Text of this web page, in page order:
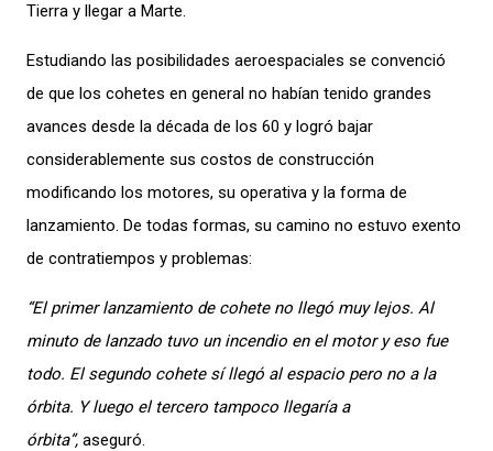
Tierra y llegar a Marte.
Estudiando las posibilidades aeroespaciales se convenció
de que los cohetes en general no habían tenido grandes
avances desde la década de los 60 y logró bajar
considerablemente sus costos de construcción
modificando los motores, su operativa y la forma de
lanzamiento. De todas formas, su camino no estuvo exento
de contratiempos y problemas:
“El primer lanzamiento de cohete no llegó muy lejos. Al
minuto de lanzado tuvo un incendio en el motor y eso fue
todo. El segundo cohete sí llegó al espacio pero no a la
órbita. Y luego el tercero tampoco llegaría a
órbita”, aseguró.